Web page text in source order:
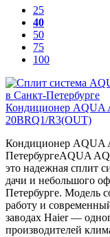
25
40
50
75
100
Кондиционер AQUA
20BRQ1/R3(OUT)
Кондиционер AQUA
ПетербургеAQUA
это надежная сплит
дачи и небольшого
Петербурге. Модель
работу и
заводах Haier —
производителей